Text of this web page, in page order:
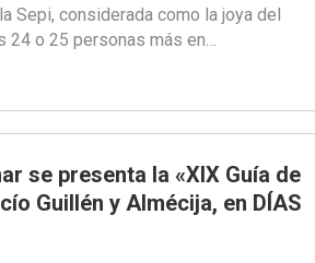
Sepi, considerada como la joya del
24 o 25 personas más en…
se presenta la «XIX Guía de
Guillén y Almécija, en DÍAS